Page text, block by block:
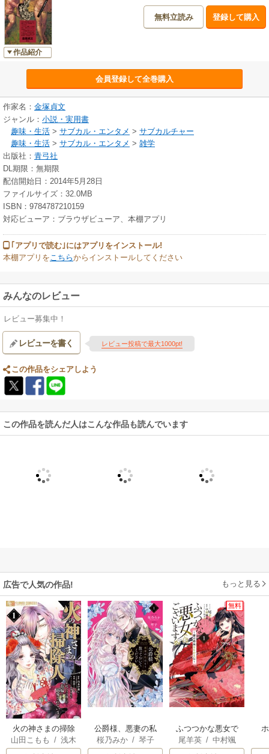
作品紹介
無料立読み 登録して購入
会員登録して全巻購入
作家名： 金塚貞文
ジャンル： 小説・実用書
趣味・生活 > サブカル・エンタメ > サブカルチャー
趣味・生活 > サブカル・エンタメ > 雑学
出版社： 青弓社
DL期限：無期限
配信開始日：2014年5月28日
ファイルサイズ：32.0MB
ISBN：9784787210159
対応ビューア：ブラウザビューア、本棚アプリ
｢アプリで読む｣にはアプリをインストール!
本棚アプリをこちらからインストールしてください
みんなのレビュー
レビュー募集中！
レビューを書く レビュー投稿で最大1000pt!
この作品をシェアしよう
この作品を読んだ人はこんな作品も読んでいます
広告で人気の作品! もっと見る
火の神さまの掃除
人ですが、いつの
山田こもも /浅木
伊都
/ SNC
公爵様、悪妻の私
はもう放っておい
桜乃みか/ 琴子
無料
ふつつかな悪女で
はございますが ～
尾羊英/ 中村颯
/ ゆき哉